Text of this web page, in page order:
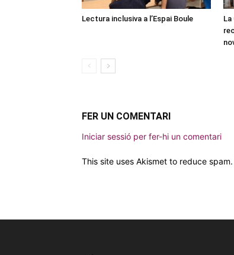
Lectura inclusiva a l’Espai Boule
La
FER UN COMENTARI
Iniciar sessió per fer-hi un comentari
This site uses Akismet to reduce spam.